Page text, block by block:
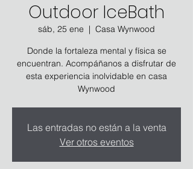
Outdoor IceBath
sáb, 25 ene
  |
Casa Wynwood
Donde la fortaleza mental y física se
encuentran. Acompáñanos a disfrutar de
esta experiencia inolvidable en casa
Wynwood
Las entradas no están a la venta
Ver otros eventos